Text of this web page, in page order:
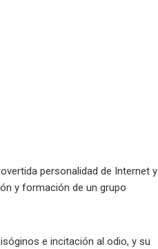
personalidad de Internet y
y formación de un grupo
e incitación al odio, y su